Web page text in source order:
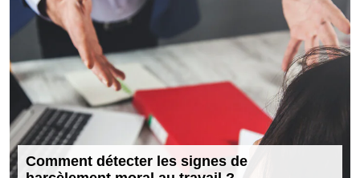
Comment détecter les signes de